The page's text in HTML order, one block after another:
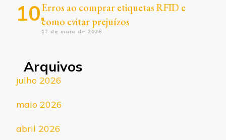
Erros ao comprar etiquetas RFID e
como evitar prejuízos
12 de maio de 2026
Arquivos
julho 2026
maio 2026
abril 2026